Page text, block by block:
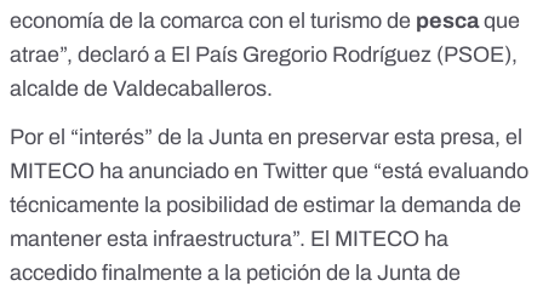
economía de la comarca con el turismo de pescaque
atrae”, declaró a El País Gregorio Rodríguez (PSOE),
alcalde de Valdecaballeros.
Por el “interés” de la Junta en preservar esta presa, el
MITECO ha anunciado en Twitter que “está evaluando
técnicamente la posibilidad de estimar la demanda de
mantener esta infraestructura”. El MITECO ha
accedido finalmente a la petición de la Junta de